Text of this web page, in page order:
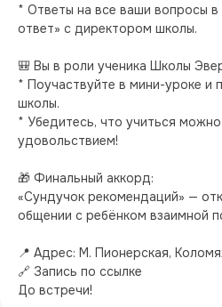
* Ответы на все ваши вопросы
ответ» с директором школы.
🎒 Вы в роли ученика Школы
* Поучаствуйте в мини-уроке и
школы.
* Убедитесь, что учиться
удовольствием!
🎁 Финальный аккорд:
«Сундучок рекомендаций» —
общении с ребёнком взаимной
📍 Адрес: М. Пионерская,
🔗 Запись по ссылке
До встречи!